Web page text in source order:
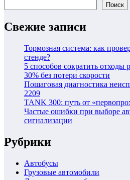
Поиск
Свежие записи
Тормозная система: как
стенде?
5 способов сократить отходы
30% без потери скорости
Пошаговая диагностика
2209
TANK 300: путь от
Частые ошибки при выборе
сигнализации
Рубрики
Автобусы
Грузовые автомобили